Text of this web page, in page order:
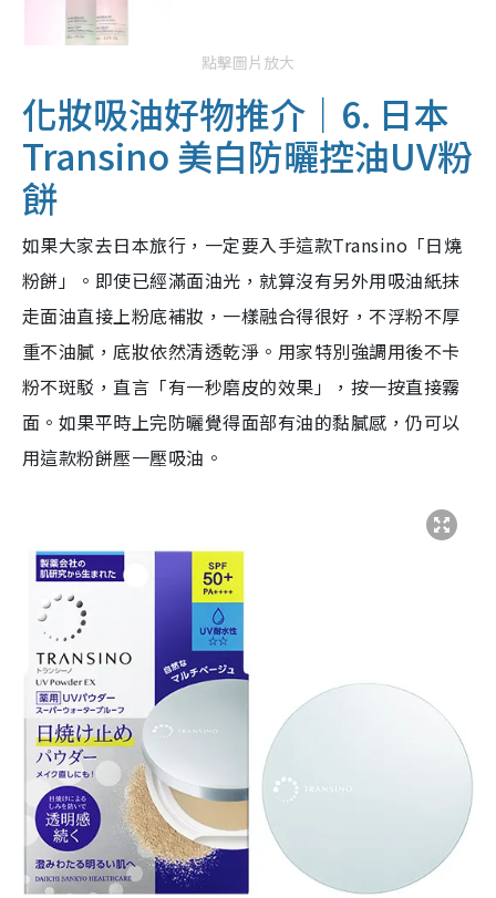
點擊圖片放大
化妝吸油好物推介｜6. 日本
Transino 美白防曬控油UV粉
餅
如果大家去日本旅行，一定要入手這款Transino「日燒
粉餅」。即使已經滿面油光，就算沒有另外用吸油紙抹
走面油直接上粉底補妝，一樣融合得很好，不浮粉不厚
重不油膩，底妝依然清透乾淨。用家特別強調用後不卡
粉不斑駁，直言「有一秒磨皮的效果」，按一按直接霧
面。如果平時上完防曬覺得面部有油的黏膩感，仍可以
用這款粉餅壓一壓吸油。